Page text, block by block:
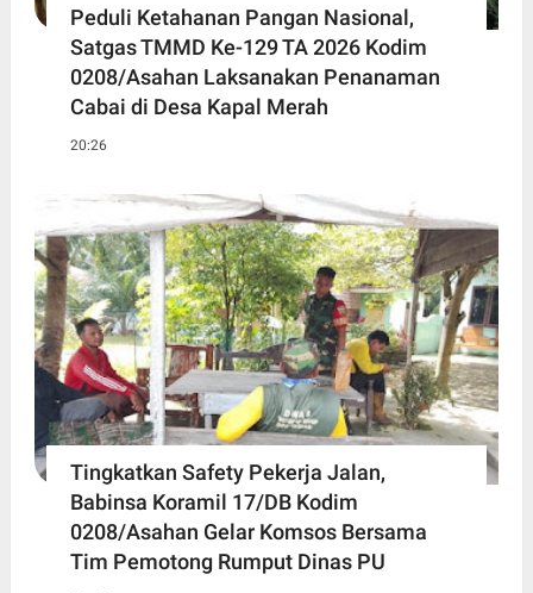
Peduli Ketahanan Pangan Nasional,
Satgas TMMD Ke-129 TA 2026 Kodim
0208/Asahan Laksanakan Penanaman
Cabai di Desa Kapal Merah
20:26
Tingkatkan Safety Pekerja Jalan,
Babinsa Koramil 17/DB Kodim
0208/Asahan Gelar Komsos Bersama
Tim Pemotong Rumput Dinas PU